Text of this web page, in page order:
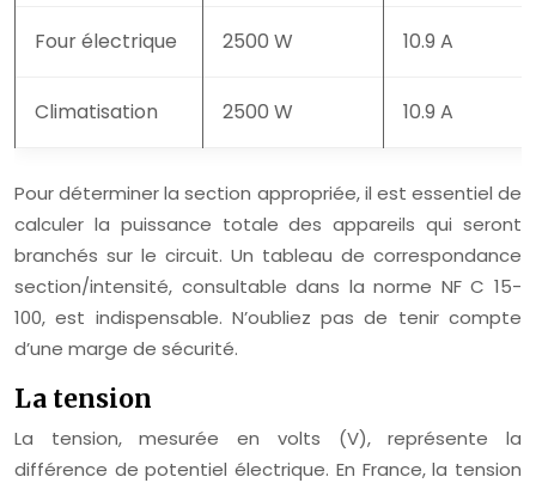
Four électrique 2500 W 10.9 A
Climatisation 2500 W 10.9 A
Pour déterminer la section appropriée, il est essentiel de
calculer la puissance totale des appareils qui seront
branchés sur le circuit. Un tableau de correspondance
section/intensité, consultable dans la norme NF C 15-
100, est indispensable. N’oubliez pas de tenir compte
d’une marge de sécurité.
La tension
La tension, mesurée en volts (V), représente la
différence de potentiel électrique. En France, la tension